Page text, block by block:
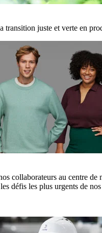
transition juste et verte en
collaborateurs au centre
défis les plus urgents de nos